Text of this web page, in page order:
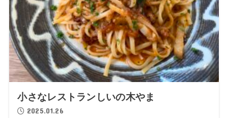
小さなレストランしいの木やま
2025.01.26